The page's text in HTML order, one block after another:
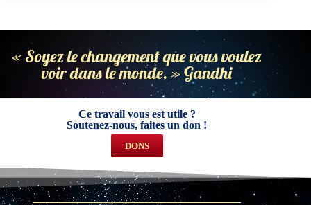
« Soyez le changement que vous voulez
voir dans le monde. » Gandhi
Ce travail vous est utile ?
Soutenez-nous, faites un don !
DONS